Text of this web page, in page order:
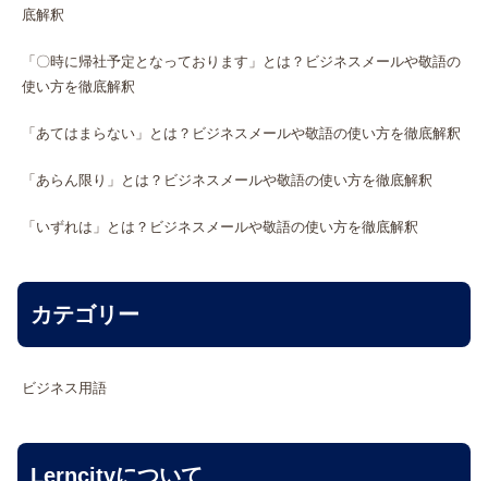
底解釈
「〇時に帰社予定となっております」とは？ビジネスメールや敬語の
使い方を徹底解釈
「あてはまらない」とは？ビジネスメールや敬語の使い方を徹底解釈
「あらん限り」とは？ビジネスメールや敬語の使い方を徹底解釈
「いずれは」とは？ビジネスメールや敬語の使い方を徹底解釈
カテゴリー
ビジネス用語
Lerncityについて